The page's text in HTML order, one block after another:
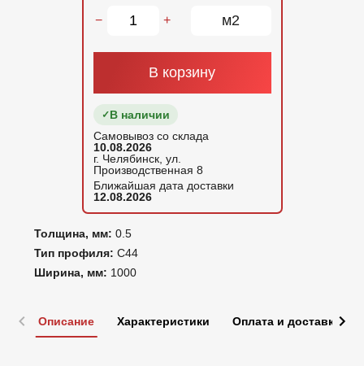
Толщина, мм: 0.5
Тип профиля: С44
Ширина, мм: 1000
− + м2
В корзину
В наличии
Самовывоз со склада
10.08.2026
г. Челябинск, ул.
Производственная 8
Ближайшая дата доставки
12.08.2026
Описание Характеристики Оплата и доставка